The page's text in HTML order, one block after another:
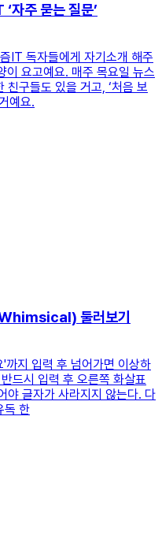
자주 묻는 질문’
IT 독자들에게 자기소개 해주
요고예요. 매주 목요일 뉴스
친구들도 있을 거고, ‘처음 보
예요.
둘러보기
까지 입력 후 넘어가면 이상하
드시 입력 후 오른쪽 화살표
야 글자가 사라지지 않는다. 다
독 한